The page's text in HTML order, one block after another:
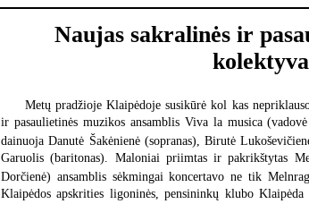
Naujas sakralinės ir
Metų pradžioje Klaipėdoje susikūrė kol kas
ir pasaulietinės muzikos ansamblis Viva la musica
dainuoja Danutė Šakėnienė (sopranas), Birutė
Garuolis (baritonas). Maloniai priimtas ir pakrikštytas
Dorčienė) ansamblis sėkmingai koncertavo ne tik
Klaipėdos apskrities ligoninės, pensininkų klubo